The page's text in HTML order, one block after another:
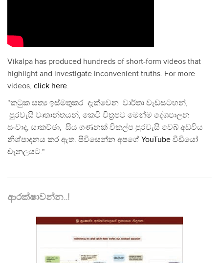
Vikalpa has produced hundreds of short-form videos that
highlight and investigate inconvenient truths. For more
videos, click here.
"කටුක සත්‍ය ඉස්මතුකර දැක්වෙන වාර්තා වැඩසටහන්,
පුරවැසි වෘතාන්තයන්, කෙටි චිත්‍රපට මෙන්ම දේශපාලන
සංවාද, සාකච්ඡා, සිය ගණනක් විකල්ප පුරවැසි වෙබ් අඩවිය
නිශ්පාදනය කර ඇත. පිවිසෙන්න අපගේ YouTube වීඩියෝ
චැනලයට."
ආරක්ෂාවන්න..!